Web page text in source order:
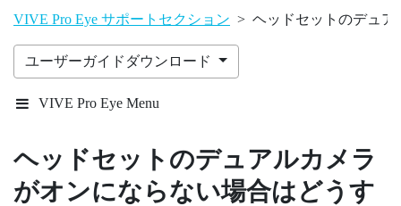
VIVE Pro Eye サポートセクション > ヘッドセットのデュ
ユーザーガイドダウンロード
VIVE Pro Eye Menu
ヘッドセットのデュアルカメラ
がオンにならない場合はどうす